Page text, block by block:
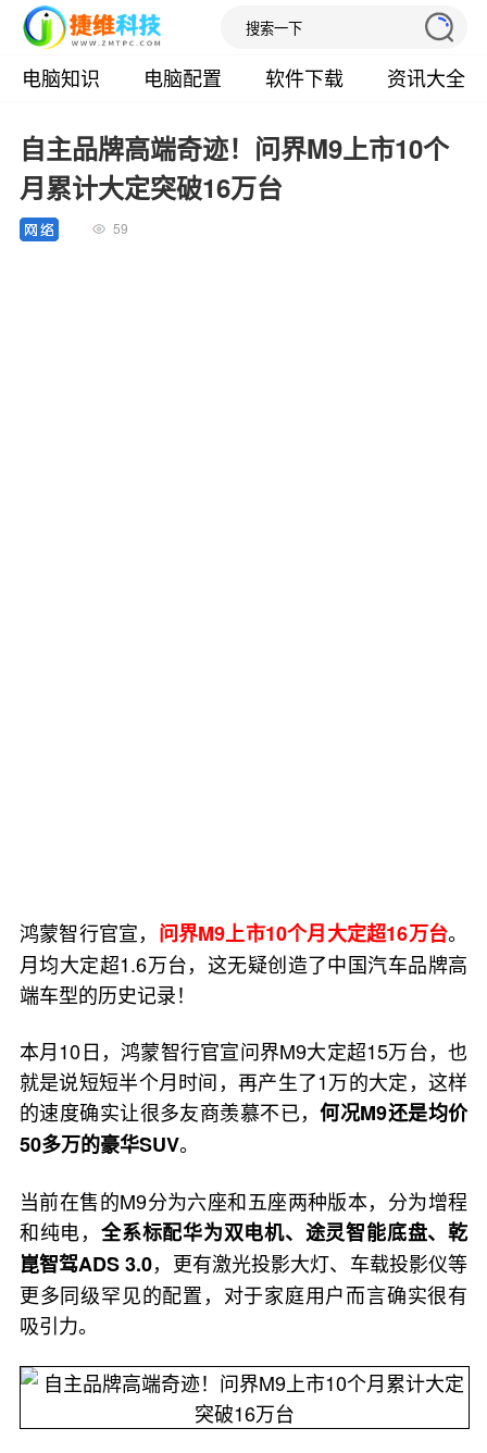
电脑知识 电脑配置 软件下载 资讯大全
自主品牌高端奇迹！问界M9上市10个
月累计大定突破16万台
59
鸿蒙智行官宣， 问界M9上市10个月大定超16万台。
月均大定超1.6万台，这无疑创造了中国汽车品牌高
端车型的历史记录！
本月10日，鸿蒙智行官宣问界M9大定超15万台，也
就是说短短半个月时间，再产生了1万的大定，这样
的速度确实让很多友商羡慕不已，何况M9还是均价
50多万的豪华SUV。
当前在售的M9分为六座和五座两种版本，分为增程
和纯电， 全系标配华为双电机、途灵智能底盘、乾
崑智驾ADS 3.0，更有激光投影大灯、车载投影仪等
更多同级罕见的配置，对于家庭用户而言确实很有
吸引力。